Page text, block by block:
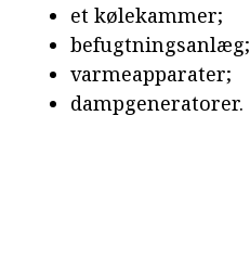
et kølekammer;
befugtningsanlæg;
varmeapparater;
dampgeneratorer.